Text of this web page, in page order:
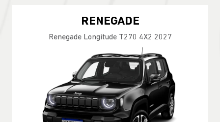
RENEGADE
Renegade Longitude T270 4X2 2027